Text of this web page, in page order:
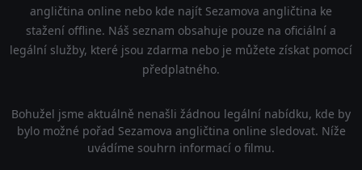
angličtina online nebo kde najít Sezamova angličtina ke
stažení offline. Náš seznam obsahuje pouze na oficiální a
legální služby, které jsou zdarma nebo je můžete získat pomocí
předplatného.
Bohužel jsme aktuálně nenašli žádnou legální nabídku, kde by
bylo možné pořad Sezamova angličtina online sledovat. Níže
uvádíme souhrn informací o filmu.